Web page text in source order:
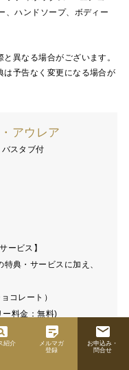
紹介
sticky_note_2
メルマガ
登録
email
お申込み・
問合せ
ハンドソープ、ボディー
異なる場合がございます。
予告なく変更になる場合が
アウレア
スタブ付
ービス】
典・サービスに加え、
コレート）
料金：無料)
能（ご予約時）